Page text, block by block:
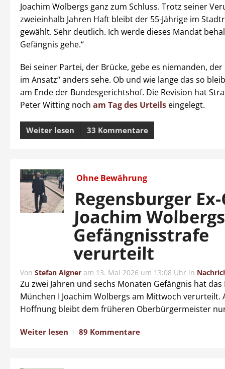
Joachim Wolbergs ganz zum Schluss. Trotz seiner
zweieinhalb Jahren Haft bleibt der 55-Jährige im
gewählt. Sehr deutlich. Ich werde dieses Mandat
Gefängnis gehe.“
Bei seiner Partei, der Brücke, gebe es niemanden,
im Ansatz“ anders sehe. Ob und wie lange das so
am Ende der Bundesgerichtshof. Die Revision hat
Peter Witting noch am Tag des Urteils eingelegt.
Weiter lesen 33 Kommentare
Ohne Bewährung
Regensburger
Joachim
Gefängnisstrafe
verurteilt
Von Stefan Aigner am 13. Mai 2026 um 13:08 Uhr in
Zu zwei Jahren und sechs Monaten Gefängnis hat
München I Joachim Wolbergs am Mittwoch verurteilt.
Hoffnung bleibt dem früheren Oberbürgermeister
Weiter lesen 89 Kommentare